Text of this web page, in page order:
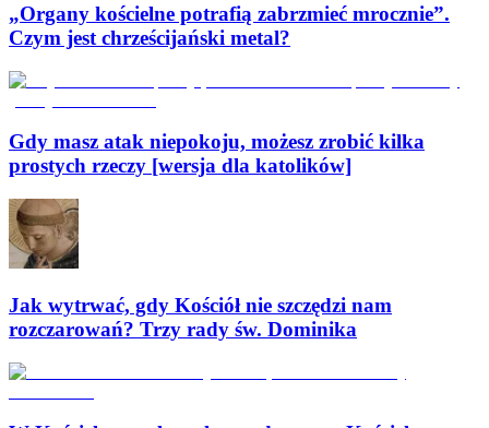
„Organy kościelne potrafią zabrzmieć mrocznie”.
Czym jest chrześcijański metal?
Gdy masz atak niepokoju, możesz zrobić kilka
prostych rzeczy [wersja dla katolików]
Jak wytrwać, gdy Kościół nie szczędzi nam
rozczarowań? Trzy rady św. Dominika